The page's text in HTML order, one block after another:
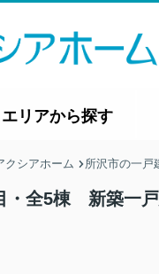
エリアから探す
クシアホーム 所沢市の一戸
・全5棟 新築一